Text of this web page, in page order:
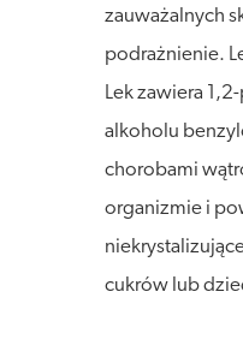
zauważalnych
podrażnienie.
Lek zawiera
alkoholu
chorobami
organizmie i
cukrów lub